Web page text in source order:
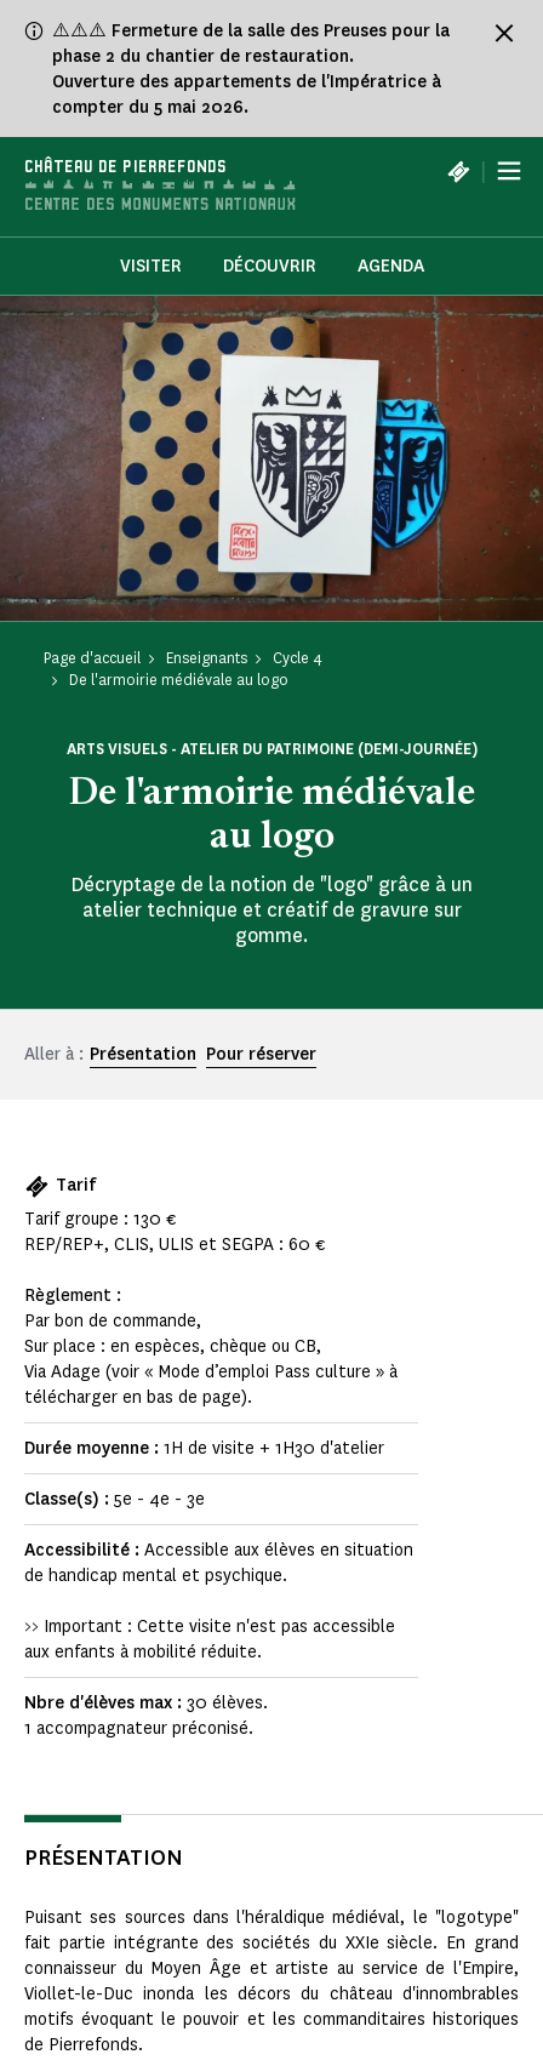
⚠️⚠️⚠️ Fermeture de la salle des Preuses pour la
phase 2 du chantier de restauration.
Ouverture des appartements de l'Impératrice à
compter du 5 mai 2026.
CHÂTEAU DE PIERREFONDS |
VISITER DÉCOUVRIR AGENDA
Page d'accueil Enseignants
Cycle 4
De l'armoirie médiévale au logo
De l'armoirie médiévale
au logo
ARTS VISUELS - ATELIER DU PATRIMOINE (DEMI-JOURNÉE)
Décryptage de la notion de "logo" grâce à un
atelier technique et créatif de gravure sur
gomme.
Aller à : Présentation Pour réserver
Tarif
Tarif groupe : 130 €
REP/REP+, CLIS, ULIS et SEGPA : 60 €
Règlement :
Par bon de commande,
Sur place : en espèces, chèque ou CB,
Via Adage (voir « Mode d’emploi Pass culture » à
télécharger en bas de page).
Durée moyenne : 1H de visite + 1H30 d'atelier
Classe(s) : 5e - 4e - 3e
Accessibilité : Accessible aux élèves en situation
de handicap mental et psychique.
>> Important : Cette visite n'est pas accessible
aux enfants à mobilité réduite.
Nbre d'élèves max : 30 élèves.
1 accompagnateur préconisé.
PRÉSENTATION
Puisant ses sources dans l'héraldique médiéval, le "logotype"
fait partie intégrante des sociétés du XXIe siècle. En grand
connaisseur du Moyen Âge et artiste au service de l'Empire,
Viollet-le-Duc inonda les décors du château d'innombrables
motifs évoquant le pouvoir et les commanditaires historiques
de Pierrefonds.